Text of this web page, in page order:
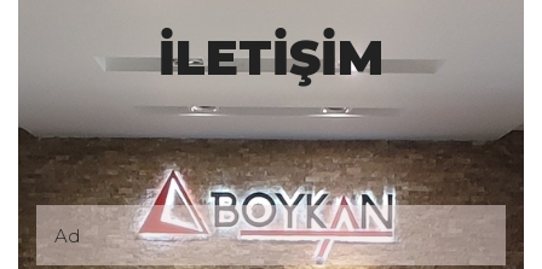
ÖDEME ŞEKİLLERİ
Dış Ticarette Ödeme Şekilleri Uluslararası
ticaret iş dünyasına yeni açılımlar
sağlamakta ama bir yandan da, ülkeler
farklı hukuk sistemlerine ve farklı...
İLETİŞİM